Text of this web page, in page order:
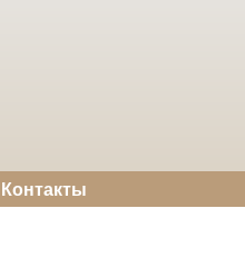
Контакты